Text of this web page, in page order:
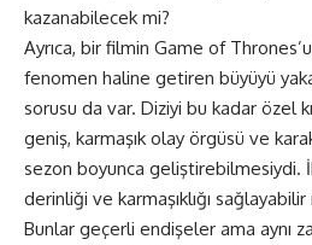
kazanabilecek mi?
Ayrıca, bir filmin Game of
fenomen haline getiren büyüyü
sorusu da var. Diziyi bu kadar özel
geniş, karmaşık olay örgüsü ve
sezon boyunca geliştirebilmesiydi.
derinliği ve karmaşıklığı sağlayabilir
Bunlar geçerli endişeler ama aynı